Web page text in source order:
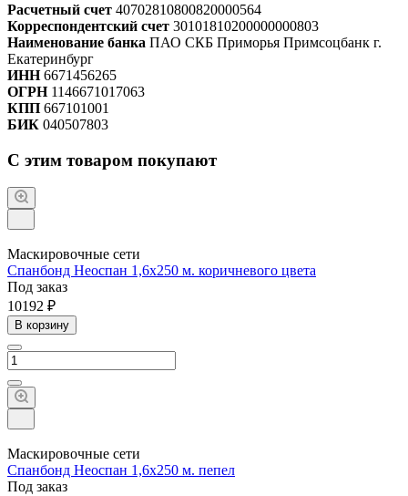
Расчетный счет 40702810800820000564
Корреспондентский счет 30101810200000000803
Наименование банка ПАО СКБ Приморья Примсоцбанк г.
Екатеринбург
ИНН6671456265
ОГРН1146671017063
КПП 667101001
БИК 040507803
С этим товаром покупают
Маскировочные сети
Спанбонд Неоспан 1,6х250 м. коричневого цвета
Под заказ
10192 ₽
В корзину
Маскировочные сети
Спанбонд Неоспан 1,6х250 м. пепел
Под заказ